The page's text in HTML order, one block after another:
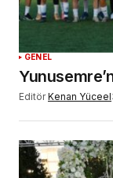
GENEL
Editör Kenan Yüceel